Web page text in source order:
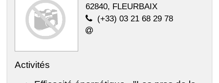
62840, FLEURBAIX
(+33) 03 21 68 29 78
Activités